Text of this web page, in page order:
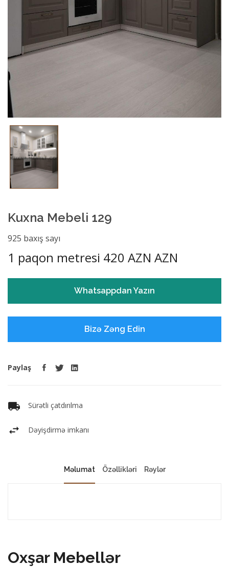
Kuxna Mebeli 129
925 baxış sayı
1 paqon metresi 420 AZN AZN
Whatsappdan Yazın
Bizə Zəng Edin
Paylaş
Sürətli çatdırılma
Dəyişdirmə imkanı
Məlumat Özəllikləri Rəylər
Oxşar Mebellər